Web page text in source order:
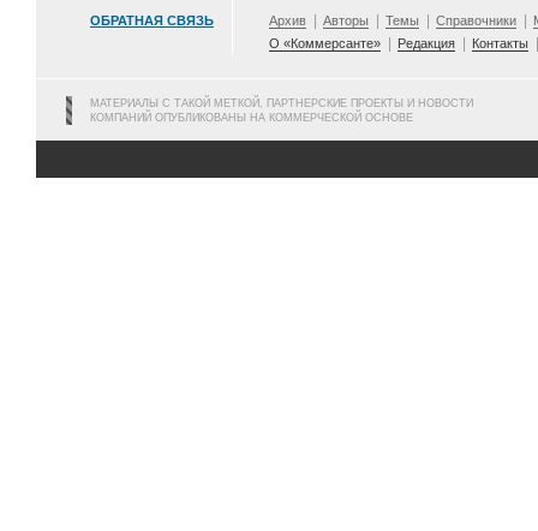
ОБРАТНАЯ СВЯЗЬ Архив Авторы Темы Справочники
О «Коммерсанте»
Редакция Контакты
МАТЕРИАЛЫ С ТАКОЙ МЕТКОЙ, ПАРТНЕРСКИЕ ПРОЕКТЫ И НОВОСТИ
КОМПАНИЙ ОПУБЛИКОВАНЫ НА КОММЕРЧЕСКОЙ ОСНОВЕ